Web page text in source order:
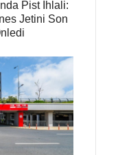
Pist İhlali:
Jetini Son